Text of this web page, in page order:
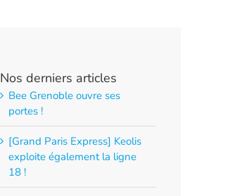
Nos derniers articles
Bee Grenoble ouvre ses
portes !
[Grand Paris Express] Keolis
exploite également la ligne
18 !